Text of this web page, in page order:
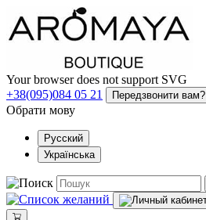
Your browser does not support SVG
+38(095)084 05 21
Передзвонити вам?
Обрати мову
Русский
Українська